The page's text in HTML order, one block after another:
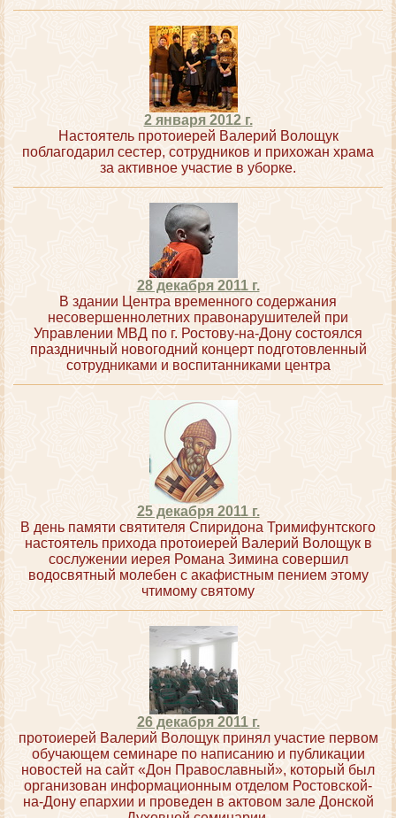
2 января 2012 г.
Настоятель протоиерей Валерий Волощук
поблагодарил сестер, сотрудников и прихожан храма
за активное участие в уборке.
28 декабря 2011 г.
В здании Центра временного содержания
несовершеннолетних правонарушителей при
Управлении МВД по г. Ростову-на-Дону состоялся
праздничный новогодний концерт подготовленный
сотрудниками и воспитанниками центра
25 декабря 2011 г.
В день памяти святителя Спиридона Тримифунтского
настоятель прихода протоиерей Валерий Волощук в
сослужении иерея Романа Зимина совершил
водосвятный молебен с акафистным пением этому
чтимому святому
26 декабря 2011 г.
протоиерей Валерий Волощук принял участие первом
обучающем семинаре по написанию и публикации
новостей на сайт «Дон Православный», который был
организован информационным отделом Ростовской-
на-Дону епархии и проведен в актовом зале Донской